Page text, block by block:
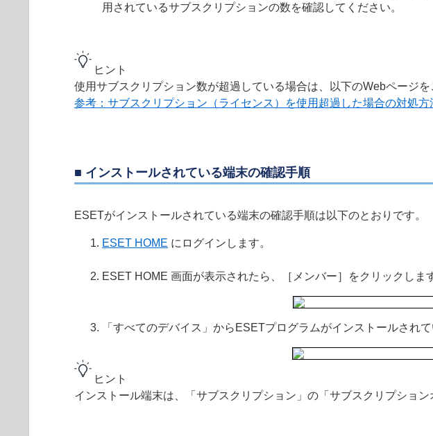
用されているサブスクリプションの数を確認してください。
ヒント
使用サブスクリプション数が超過している場合は、以下のWebページ
参考：サブスクリプション（ライセンス）を使用超過した場合の対処方
■ インストールされている端末の確認手順
ESETがインストールされている端末の確認手順は以下のとおりです。
ESET HOME にログインします。
ESET HOME 画面が表示されたら、［メンバー］をクリックしま
「すべてのデバイス」からESETプログラムがインストールされ
ヒント
インストール端末は、「サブスクリプション」の「サブスクリプショ